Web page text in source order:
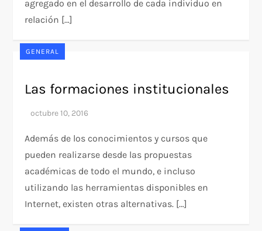
agregado en el desarrollo de cada individuo en
relación […]
GENERAL
Las formaciones institucionales
Además de los conocimientos y cursos que
pueden realizarse desde las propuestas
académicas de todo el mundo, e incluso
utilizando las herramientas disponibles en
Internet, existen otras alternativas. […]